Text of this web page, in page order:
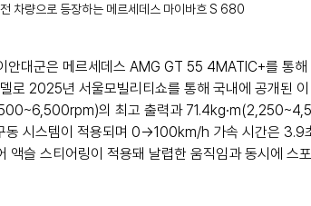
차량으로 등장하는 메르세데스 마이바흐 S 680
안대군은 메르세데스 AMG GT 55 4MATIC+를 통
로 2025년 서울모빌리티쇼를 통해 국내에 공개된
의 최고 출력과
시스템이 적용되며 0→100km/h 가속 시간은 3.9
액슬 스티어링이 적용돼 날렵한 움직임과 동시에 스